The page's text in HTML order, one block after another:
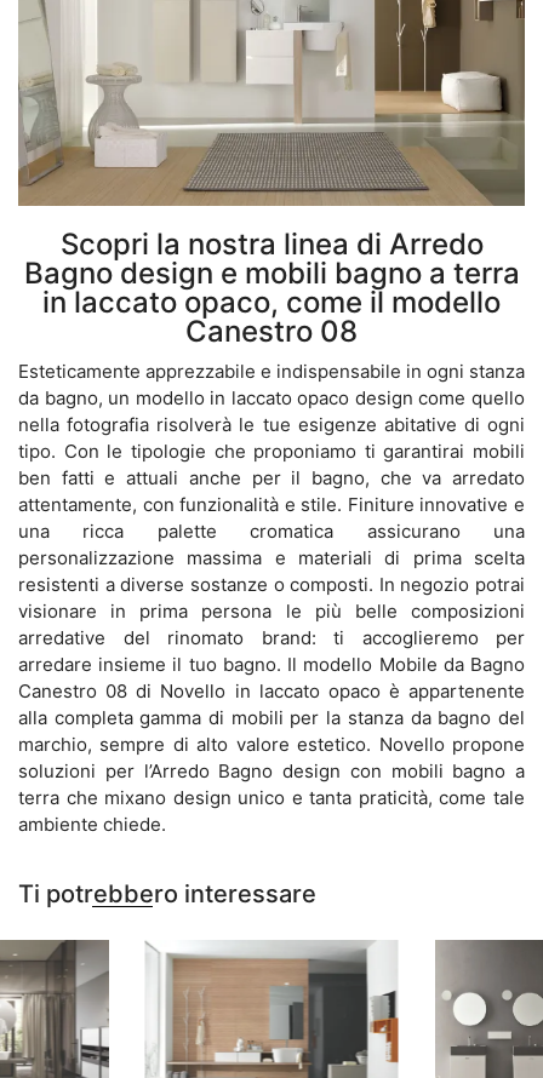
Scopri la nostra linea di Arredo
Bagno design e mobili bagno a terra
in laccato opaco, come il modello
Canestro 08
Esteticamente apprezzabile e indispensabile in ogni stanza
da bagno, un modello in laccato opaco design come quello
nella fotografia risolverà le tue esigenze abitative di ogni
tipo. Con le tipologie che proponiamo ti garantirai mobili
ben fatti e attuali anche per il bagno, che va arredato
attentamente, con funzionalità e stile. Finiture innovative e
una ricca palette cromatica assicurano una
personalizzazione massima e materiali di prima scelta
resistenti a diverse sostanze o composti. In negozio potrai
visionare in prima persona le più belle composizioni
arredative del rinomato brand: ti accoglieremo per
arredare insieme il tuo bagno. Il modello Mobile da Bagno
Canestro 08 di Novello in laccato opaco è appartenente
alla completa gamma di mobili per la stanza da bagno del
marchio, sempre di alto valore estetico. Novello propone
soluzioni per l’Arredo Bagno design con mobili bagno a
terra che mixano design unico e tanta praticità, come tale
ambiente chiede.
Ti potrebbero interessare